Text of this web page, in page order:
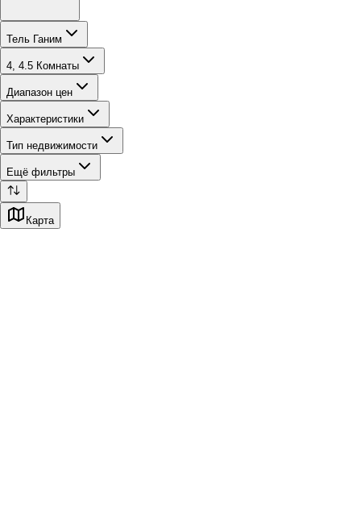
Тель Ганим
4, 4.5 Комнаты
Диапазон цен
Характеристики
Тип недвижимости
Ещё фильтры
Карта